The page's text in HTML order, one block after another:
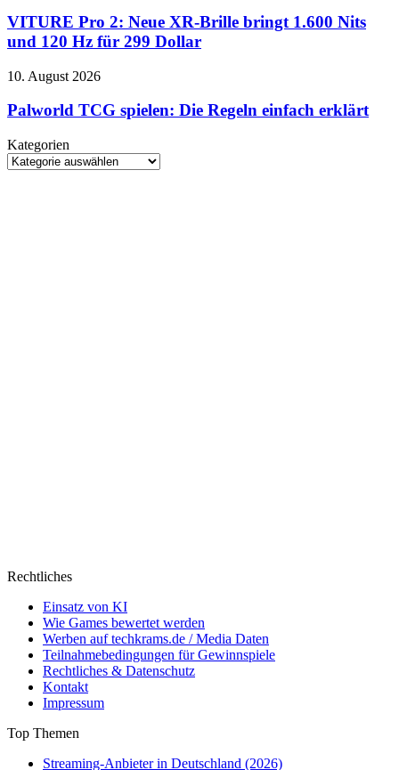
zu
sehen
und
ihr
sie
fotografiert
2:
Neue
XR-
bringt
Nits
120
Hz
VITURE Pro 2: Neue XR-Brille bringt 1.600 Nits
und 120 Hz für 299 Dollar
Palworld
spielen:
Regeln
einfach
erklärt
10. August 2026
Palworld TCG spielen: Die Regeln einfach erklärt
Kategorien
Kategorien
Rechtliches
Einsatz von KI
Wie Games bewertet werden
Werben auf techkrams.de / Media Daten
Teilnahmebedingungen für Gewinnspiele
Rechtliches & Datenschutz
Kontakt
Impressum
Top Themen
Streaming-Anbieter in Deutschland (2026)